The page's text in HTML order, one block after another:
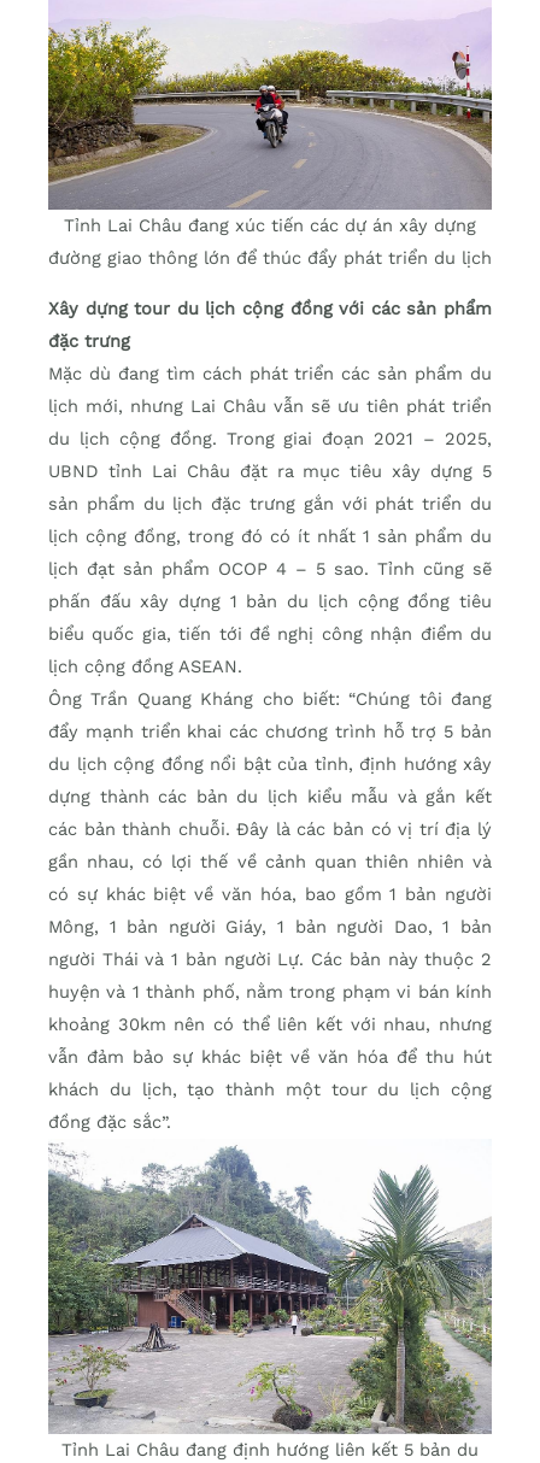
Tỉnh Lai Châu đang xúc tiến các dự án xây dựng
đường giao thông lớn để thúc đẩy phát triển du lịch
Xây dựng tour du lịch cộng đồng với các sản phẩm
đặc trưng
Mặc dù đang tìm cách phát triển các sản phẩm du
lịch mới, nhưng Lai Châu vẫn sẽ ưu tiên phát triển
du lịch cộng đồng. Trong giai đoạn 2021 – 2025,
UBND tỉnh Lai Châu đặt ra mục tiêu xây dựng 5
sản phẩm du lịch đặc trưng gắn với phát triển du
lịch cộng đồng, trong đó có ít nhất 1 sản phẩm du
lịch đạt sản phẩm OCOP 4 – 5 sao. Tỉnh cũng sẽ
phấn đấu xây dựng 1 bản du lịch cộng đồng tiêu
biểu quốc gia, tiến tới đề nghị công nhận điểm du
lịch cộng đồng ASEAN.
Ông Trần Quang Kháng cho biết: “Chúng tôi đang
đẩy mạnh triển khai các chương trình hỗ trợ 5 bản
du lịch cộng đồng nổi bật của tỉnh, định hướng xây
dựng thành các bản du lịch kiểu mẫu và gắn kết
các bản thành chuỗi. Đây là các bản có vị trí địa lý
gần nhau, có lợi thế về cảnh quan thiên nhiên và
có sự khác biệt về văn hóa, bao gồm 1 bản người
Mông, 1 bản người Giáy, 1 bản người Dao, 1 bản
người Thái và 1 bản người Lự. Các bản này thuộc 2
huyện và 1 thành phố, nằm trong phạm vi bán kính
khoảng 30km nên có thể liên kết với nhau, nhưng
vẫn đảm bảo sự khác biệt về văn hóa để thu hút
khách du lịch, tạo thành một tour du lịch cộng
đồng đặc sắc”.
Tỉnh Lai Châu đang định hướng liên kết 5 bản du